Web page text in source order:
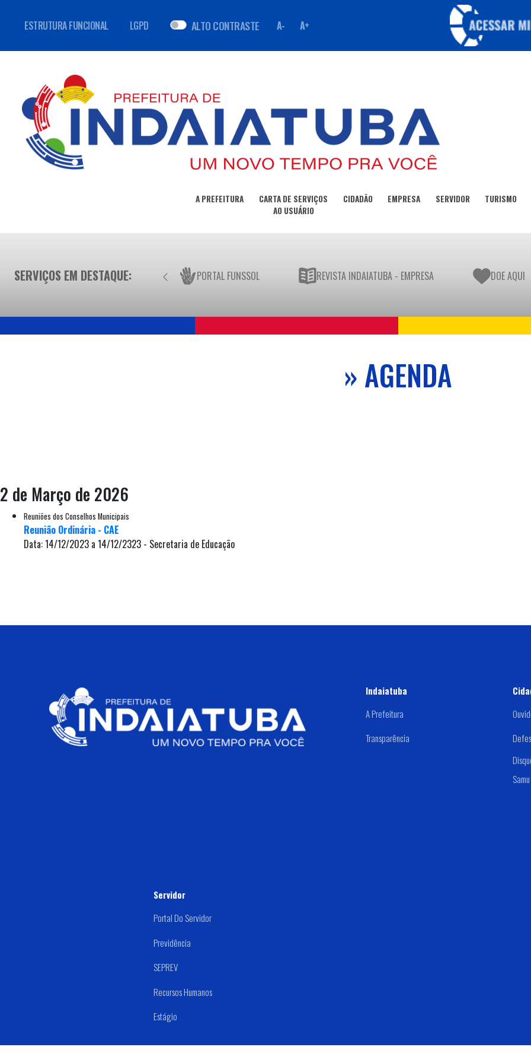
ESTRUTURA FUNCIONAL LGPD ALTO CONTRASTE A- A+
A PREFEITURA
CARTA DE SERVIÇOS
AO USUÁRIO
CIDADÃO EMPRESA SERVIDOR TURISMO
SERVIÇOS EM DESTAQUE: PORTAL FUNSSOL REVISTA INDAIATUBA - EMPRESA DOE AQUI
» AGENDA
2 de Março de 2026
Reuniões dos Conselhos Municipais
Reunião Ordinária - CAE
Data: 14/12/2023 a 14/12/2323 - Secretaria de Educação
Indaiatuba
A Prefeitura
Transparência
Servidor
Portal Do Servidor
Previdência
SEPREV
Recursos Humanos
Estágio